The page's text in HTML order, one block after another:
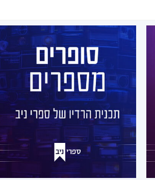
סופרים מספרים
תכנית הרדיו של ספרי
ניב
מידי שבוע, בימי שני בשעה 11:00
ברדיו החברתי הראשון, יהודה ניב
מארח את אחד מסופרי ההוצאה
לאור. יחד הם צוללים לשיחה על
כתיבה, השראה ומה שבניהם.
לרשימת הפרקים